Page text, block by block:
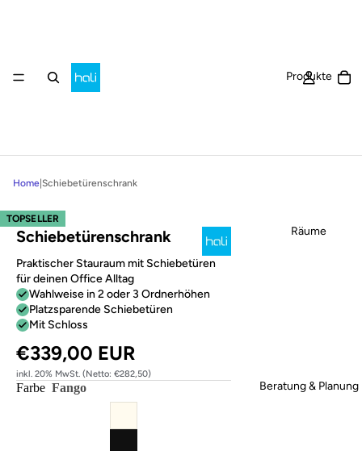
Produkte
Räume
Beratung & Planung
Home Schiebetürenschrank
TOPSELLER
Schiebetürenschrank
Praktischer Stauraum mit Schiebetüren
für deinen Office Alltag
Wahlweise in 2 oder 3 Ordnerhöhen
Platzsparende Schiebetüren
Mit Schloss
€339,00 EUR
inkl. 20% MwSt. (Netto: €282,50)
Farbe Fango